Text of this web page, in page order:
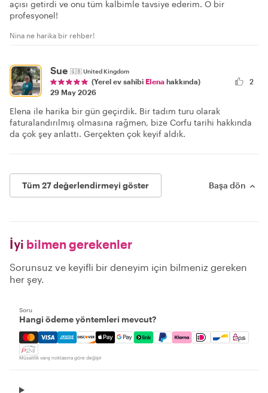
açısı getirdi ve onu tüm kalbimle tavsiye ederim. O bir
profesyonel!
Nina ne harika bir rehber!
Sue 🇬🇧United Kingdom
(Yerel ev sahibi Elena hakkında)
29 May 2026
2
Elena ile harika bir gün geçirdik. Bir tadım turu olarak
faturalandırılmış olmasına rağmen, bize Corfu tarihi hakkında
da çok şey anlattı. Gerçekten çok keyif aldık.
Tüm 27 değerlendirmeyi göster Başa dön
İyi bilmen gerekenler
Sorunsuz ve keyifli bir deneyim için bilmeniz gereken
her şey.
Soru
Hangi ödeme yöntemleri mevcut?
Mastercard, Visa, Amex, Discover, Apple Pay, Google
Müsaitlik varış noktasına göre değişir